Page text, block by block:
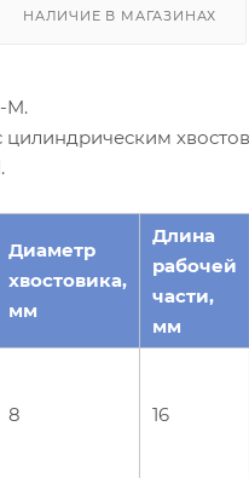
НАЛИЧИЕ В МАГАЗИНАХ
M.
цилиндрическим
Диаметр
хвостовика,
мм
Длина
рабочей
части,
мм
8 16